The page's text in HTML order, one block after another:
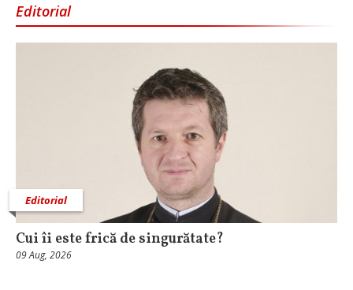
Editorial
Editorial
Cui îi este frică de singurătate?
09 Aug, 2026